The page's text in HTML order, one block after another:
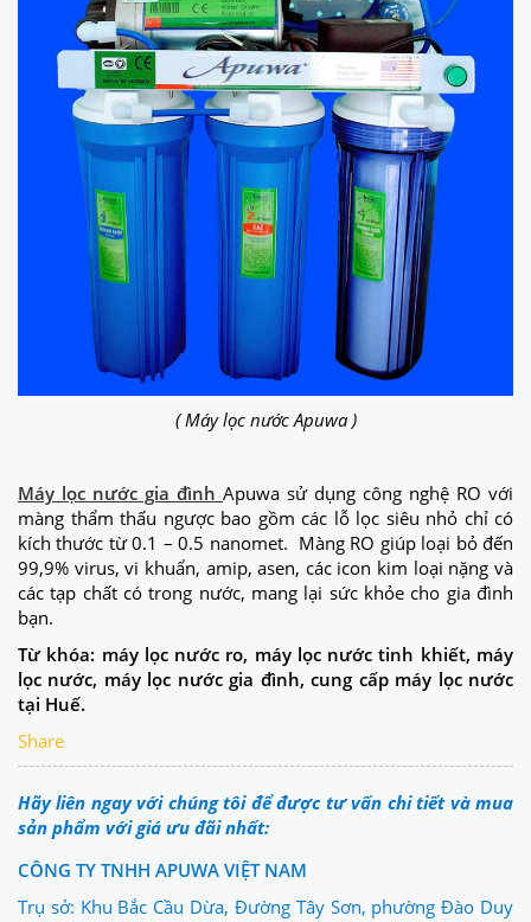
( Máy lọc nước Apuwa )
Máy lọc nước gia đình Apuwa sử dụng công nghệ RO với
màng thẩm thấu ngược bao gồm các lỗ lọc siêu nhỏ chỉ có
kích thước từ 0.1 – 0.5 nanomet. Màng RO giúp loại bỏ đến
99,9% virus, vi khuẩn, amip, asen, các icon kim loại nặng và
các tạp chất có trong nước, mang lại sức khỏe cho gia đình
bạn.
Từ khóa: máy lọc nước ro, máy lọc nước tinh khiết, máy
lọc nước, máy lọc nước gia đình, cung cấp máy lọc nước
tại Huế.
Share
Hãy liên ngay với chúng tôi để được tư vấn chi tiết và mua
sản phẩm với giá ưu đãi nhất:
CÔNG TY TNHH APUWA VIỆT NAM
Trụ sở: Khu Bắc Cầu Dừa, Đường Tây Sơn, phường Đào Duy